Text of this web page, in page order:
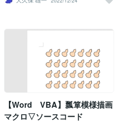
幅 '横-間隔 Const RNBWVPIT = _
(RNBWIRAD + RNBWRDSP * 7) * 1 + 5
Const RNBWCOLS = 4 '横/描画数
Const RNBWROWS = 4 '縦/描画数
'----------------------------------------------------
----------------------- Dim Ip As Integer, Jp
As Integer Dim Kp As Integer Dim int
Dxp As Integer, intDyp As Integer Dim i
ntRnd As Integer, lngCol(6) As Long '
'*虹の色を指定（内側→→外側）/紫-青
【Word VBA】瓢箪模様描画
マクロ▽ソースコード